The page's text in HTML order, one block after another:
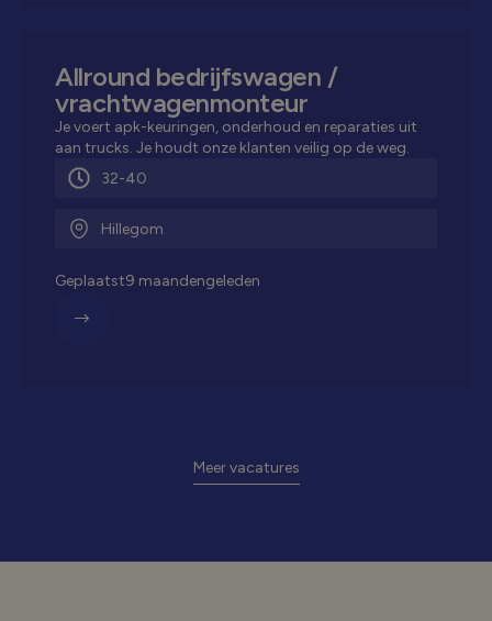
Allround bedrijfswagen /
vrachtwagenmonteur
Je voert apk-keuringen, onderhoud en reparaties uit
aan trucks. Je houdt onze klanten veilig op de weg.
32-40
Hillegom
Geplaatst9 maandengeleden
Meer vacatures